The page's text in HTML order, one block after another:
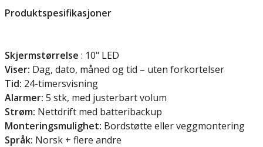
Produktspesifikasjoner
Skjermstørrelse : 10" LED
Viser: Dag, dato, måned og tid – uten forkortelser
Tid: 24-timersvisning
Alarmer: 5 stk, med justerbart volum
Strøm: Nettdrift med batteribackup
Monteringsmulighet: Bordstøtte eller veggmontering
Språk: Norsk + flere andre